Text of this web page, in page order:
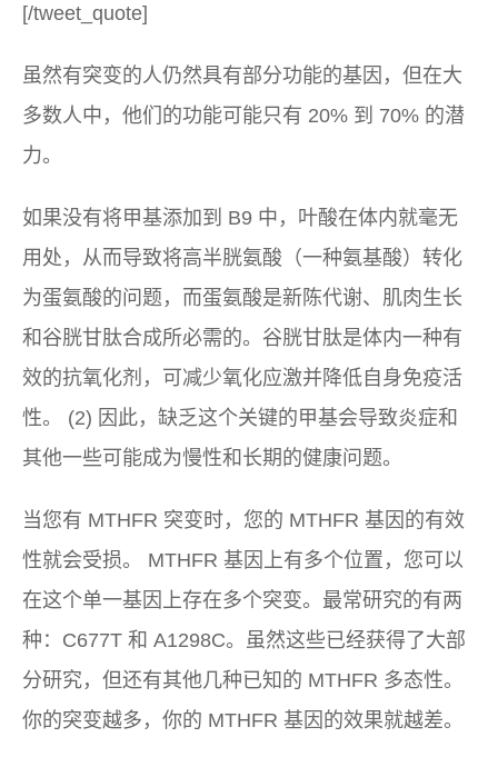
[/tweet_quote]
虽然有突变的人仍然具有部分功能的基因，但在大
多数人中，他们的功能可能只有 20% 到 70% 的潜
力。
如果没有将甲基添加到 B9 中，叶酸在体内就毫无
用处，从而导致将高半胱氨酸（一种氨基酸）转化
为蛋氨酸的问题，而蛋氨酸是新陈代谢、肌肉生长
和谷胱甘肽合成所必需的。谷胱甘肽是体内一种有
效的抗氧化剂，可减少氧化应激并降低自身免疫活
性。 (2) 因此，缺乏这个关键的甲基会导致炎症和
其他一些可能成为慢性和长期的健康问题。
当您有 MTHFR 突变时，您的 MTHFR 基因的有效
性就会受损。 MTHFR 基因上有多个位置，您可以
在这个单一基因上存在多个突变。最常研究的有两
种：C677T 和 A1298C。虽然这些已经获得了大部
分研究，但还有其他几种已知的 MTHFR 多态性。
你的突变越多，你的 MTHFR 基因的效果就越差。